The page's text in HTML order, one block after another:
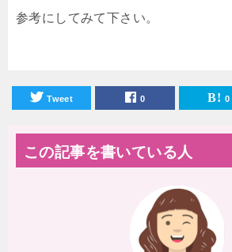
参考にしてみて下さい。
Tweet 0 0
この記事を書いている人